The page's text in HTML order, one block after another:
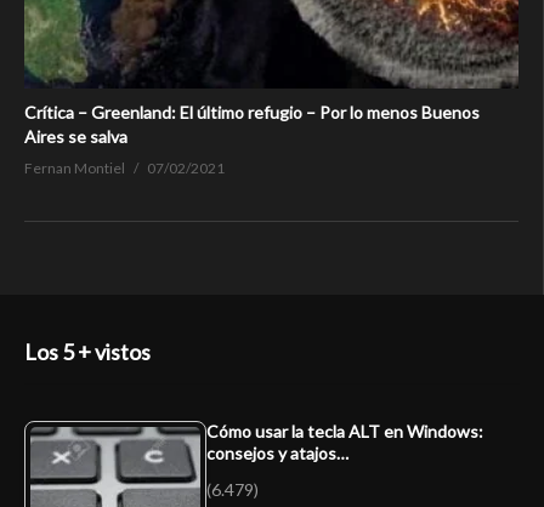
Crítica – Greenland: El último refugio – Por lo menos Buenos
Aires se salva
Fernan Montiel 07/02/2021
Los 5 + vistos
Cómo usar la tecla ALT en Windows:
consejos y atajos…
(6.479)